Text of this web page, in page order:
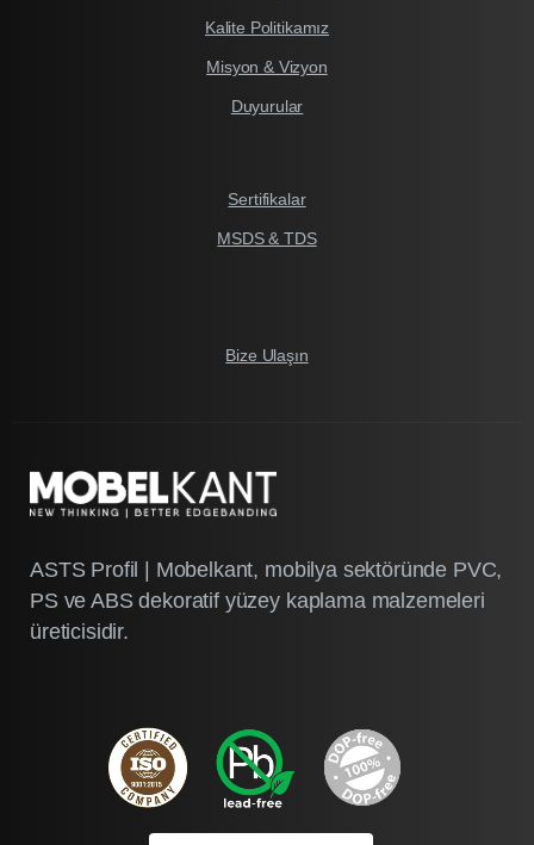
Kalite Politikamız
Misyon & Vizyon
Duyurular
Sertifikalar
MSDS & TDS
Bize Ulaşın
ASTS Profil | Mobelkant, mobilya sektöründe PVC,
PS ve ABS dekoratif yüzey kaplama malzemeleri
üreticisidir.